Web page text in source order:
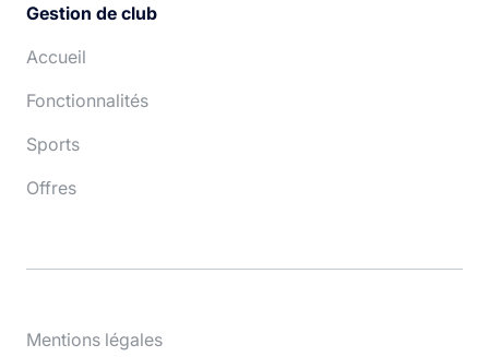
Gestion de club
Accueil
Fonctionnalités
Sports
Offres
Mentions légales